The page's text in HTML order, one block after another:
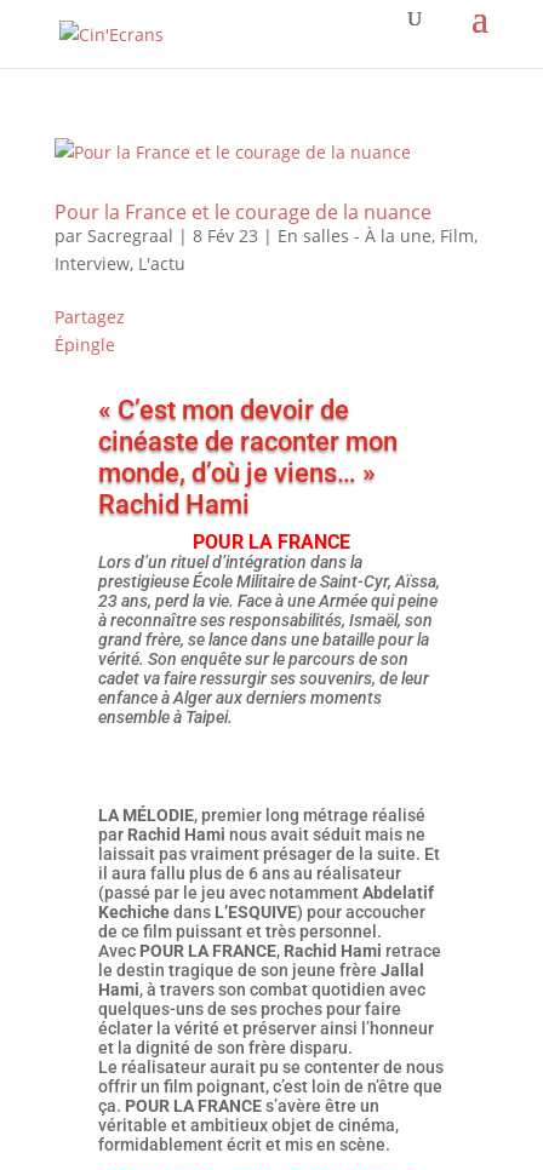
Pour la France et le courage de la nuance
par Sacregraal | 8 Fév 23 | En salles - À la une, Film,
Interview, L'actu
Partagez
Épingle
« C’est mon devoir de
cinéaste de raconter mon
monde, d’où je viens… »
Rachid Hami
POUR LA FRANCE
Lors d’un rituel d’intégration dans la
prestigieuse École Militaire de Saint-Cyr, Aïssa,
23 ans, perd la vie. Face à une Armée qui peine
à reconnaître ses responsabilités, Ismaël, son
grand frère, se lance dans une bataille pour la
vérité. Son enquête sur le parcours de son
cadet va faire ressurgir ses souvenirs, de leur
enfance à Alger aux derniers moments
ensemble à Taipei.
LA MÉLODIE, premier long métrage réalisé
par Rachid Hami nous avait séduit mais ne
laissait pas vraiment présager de la suite. Et
il aura fallu plus de 6 ans au réalisateur
(passé par le jeu avec notammentAbdelatif
Kechichedans L’ESQUIVE) pour accoucher
de ce film puissant et très personnel.
Avec POUR LA FRANCE, Rachid Hami retrace
le destin tragique de son jeune frère Jallal
Hami, à travers son combat quotidien avec
quelques-uns de ses proches pour faire
éclater la vérité et préserver ainsi l’honneur
et la dignité de son frère disparu.
Le réalisateur aurait pu se contenter de nous
offrir un film poignant, c’est loin de n’être que
ça. POUR LA FRANCEs’avère être un
véritable et ambitieux objet de cinéma,
formidablement écrit et mis en scène.